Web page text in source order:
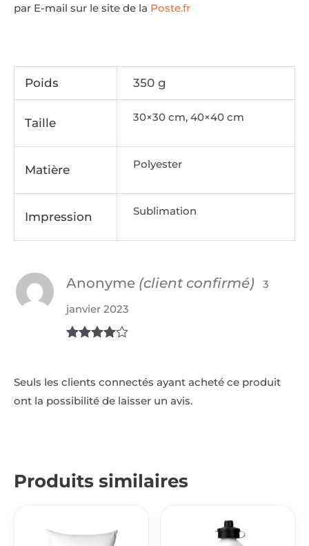
par E-mail sur le site de la Poste.fr
Poids 350 g
Taille 30×30 cm, 40×40 cm
Matière Polyester
Impression Sublimation
Anonyme (client confirmé)
3
janvier 2023
Seuls les clients connectés ayant acheté ce produit
ont la possibilité de laisser un avis.
Produits similaires